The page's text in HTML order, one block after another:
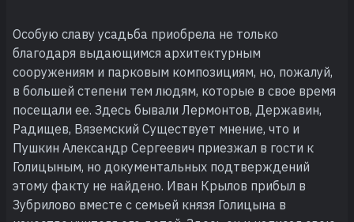
Особую славу усадьба приобрела не только
благодаря выдающимся архитектурным
сооружениям и парковым композициям, но, пожалуй,
в большей степени тем людям, которые в свое время
посещали ее. Здесь бывали Лермонтов, Державин,
Радищев, Вяземский Существует мнение, что и
Пушкин Александр Сергеевич приезжал в гости к
Голицыным, но документальных подтверждений
этому факту не найдено. Иван Крылов прибыл в
Зубрилово вместе с семьей князя Голицына в